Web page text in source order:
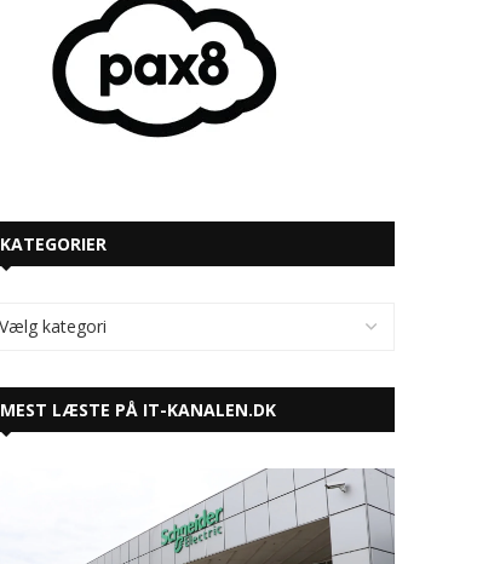
KATEGORIER
MEST LÆSTE PÅ IT-KANALEN.DK